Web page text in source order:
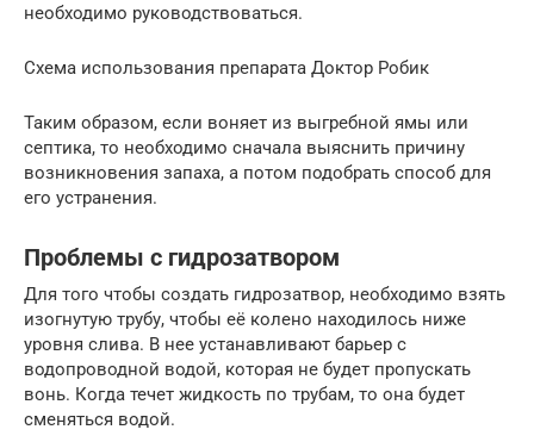
необходимо руководствоваться.
Схема использования препарата Доктор Робик
Таким образом, если воняет из выгребной ямы или
септика, то необходимо сначала выяснить причину
возникновения запаха, а потом подобрать способ для
его устранения.
Проблемы с гидрозатвором
Для того чтобы создать гидрозатвор, необходимо взять
изогнутую трубу, чтобы её колено находилось ниже
уровня слива. В нее устанавливают барьер с
водопроводной водой, которая не будет пропускать
вонь. Когда течет жидкость по трубам, то она будет
сменяться водой.